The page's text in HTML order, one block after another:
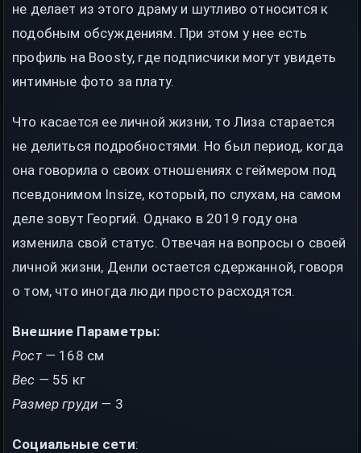
не делает из этого драму и шутливо относится к
подобным обсуждениям. При этом у нее есть
профиль на Boosty, где подписчики могут увидеть
интимные фото за плату.
Что касается ее личной жизни, то Лиза старается
не делиться подробностями. Но был период, когда
она говорила о своих отношениях с геймером под
псевдонимом Insize, который, по слухам, на самом
деле зовут Георгий. Однако в 2019 году она
изменила свой статус. Отвечая на вопросы о своей
личной жизни, Денли остается сдержанной, говоря
о том, что иногда люди просто расходятся.
Внешние Параметры:
Рост — 168 см
Вес —55 кг
Размер груди — 3
Социальные сети: